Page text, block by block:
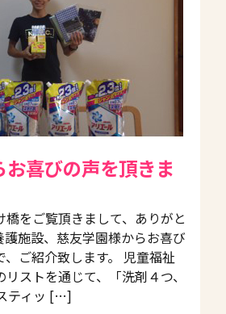
喜びの声を頂きま
をご覧頂きまして、ありがと
護施設、慈友学園様からお喜び
ご紹介致します。 児童福祉
ストを通じて、「洗剤４つ、
ティッ […]